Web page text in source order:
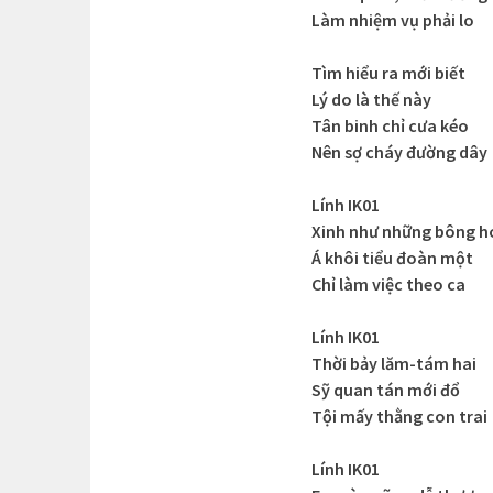
Làm nhiệm vụ phải lo
Tìm hiểu ra mới biết
Lý do là thế này
Tân binh chỉ cưa kéo
Nên sợ cháy đường dây
Lính IK01
Xinh như những bông
Á khôi tiểu đoàn một
Chỉ làm việc theo ca
Lính IK01
Thời bảy lăm-tám hai
Sỹ quan tán mới đổ
Tội mấy thằng con trai
Lính IK01